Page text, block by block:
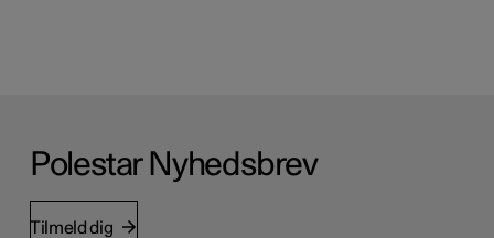
Polestar Nyhedsbrev
Tilmeld dig